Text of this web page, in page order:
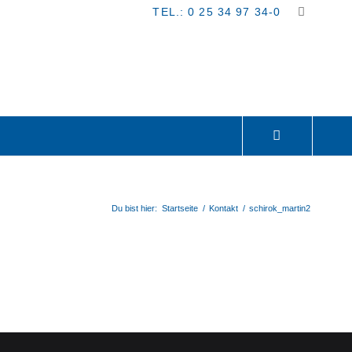
TEL.: 0 25 34 97 34-0
Du bist hier: Startseite / Kontakt / schirok_martin2